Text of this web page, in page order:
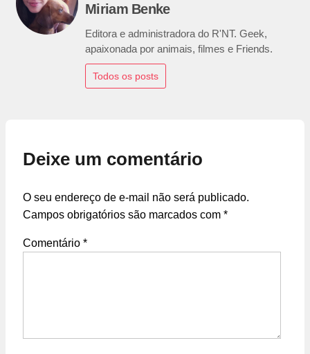
Miriam Benke
Editora e administradora do R'NT. Geek,
apaixonada por animais, filmes e Friends.
Todos os posts
Deixe um comentário
O seu endereço de e-mail não será publicado.
Campos obrigatórios são marcados com *
Comentário *